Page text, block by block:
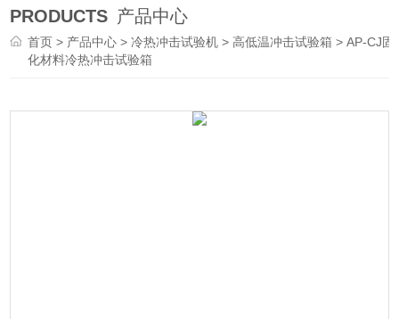
PRODUCTS 产品中心
首页 > 产品中心 >冷热冲击试验机 >高低温冲击试验箱 > AP-CJ固
化材料冷热冲击试验箱